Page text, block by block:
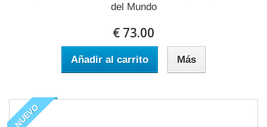
del Mundo
€ 73.00
Añadir al carrito Más
NUEVO